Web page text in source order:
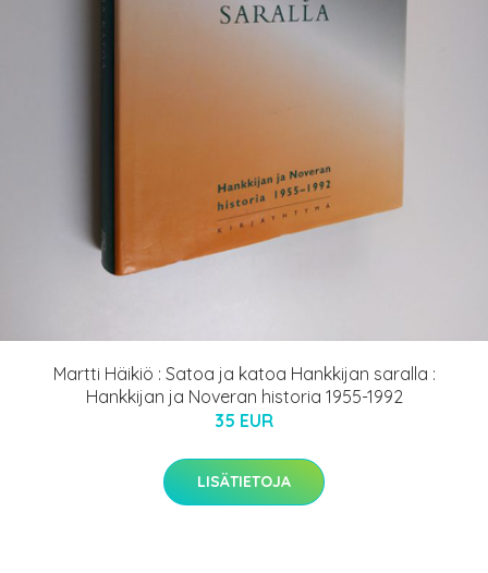
Martti Häikiö : Satoa ja katoa Hankkijan saralla :
Hankkijan ja Noveran historia 1955-1992
35 EUR
LISÄTIETOJA